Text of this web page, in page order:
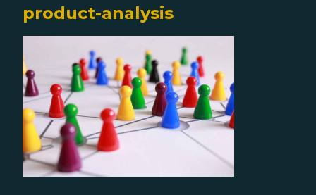
product-analysis